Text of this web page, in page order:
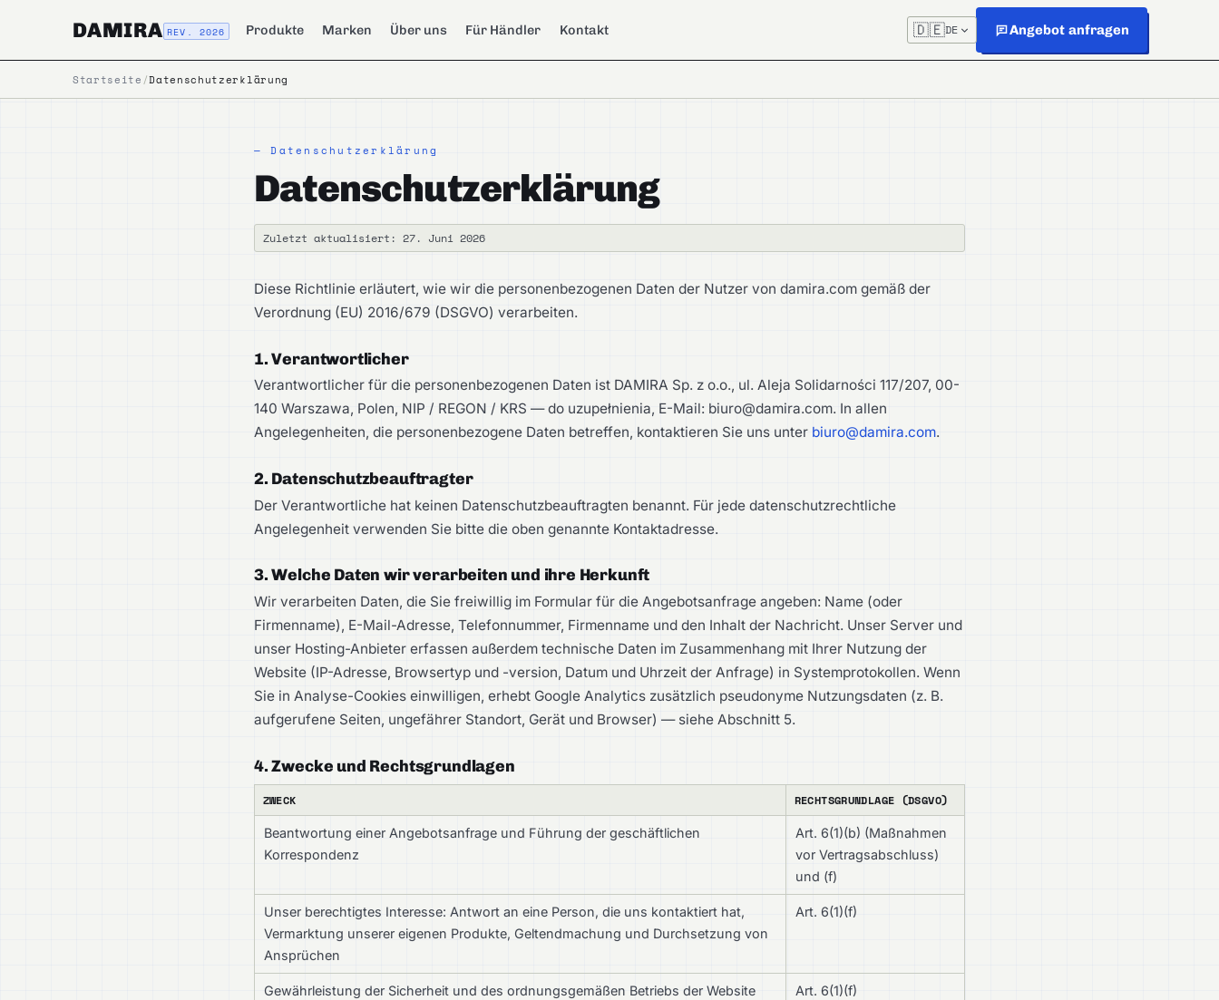
DAMIRA REV. 2026 Produkte Marken Über uns Für Händler Kontakt 🇩🇪DE Angebot anfragen
Startseite /Datenschutzerklärung
— Datenschutzerklärung
Datenschutzerklärung
Zuletzt aktualisiert: 27. Juni 2026
Diese Richtlinie erläutert, wie wir die personenbezogenen Daten der Nutzer von damira.com gemäß der
Verordnung (EU) 2016/679 (DSGVO) verarbeiten.
1. Verantwortlicher
Verantwortlicher für die personenbezogenen Daten ist DAMIRA Sp. z o.o., ul. Aleja Solidarności 117/207, 00-
140 Warszawa, Polen, NIP / REGON / KRS — do uzupełnienia, E-Mail: biuro@damira.com. In allen
Angelegenheiten, die personenbezogene Daten betreffen, kontaktieren Sie uns unter biuro@damira.com.
2. Datenschutzbeauftragter
Der Verantwortliche hat keinen Datenschutzbeauftragten benannt. Für jede datenschutzrechtliche
Angelegenheit verwenden Sie bitte die oben genannte Kontaktadresse.
3. Welche Daten wir verarbeiten und ihre Herkunft
Wir verarbeiten Daten, die Sie freiwillig im Formular für die Angebotsanfrage angeben: Name (oder
Firmenname), E-Mail-Adresse, Telefonnummer, Firmenname und den Inhalt der Nachricht. Unser Server und
unser Hosting-Anbieter erfassen außerdem technische Daten im Zusammenhang mit Ihrer Nutzung der
Website (IP-Adresse, Browsertyp und -version, Datum und Uhrzeit der Anfrage) in Systemprotokollen. Wenn
Sie in Analyse-Cookies einwilligen, erhebt Google Analytics zusätzlich pseudonyme Nutzungsdaten (z. B.
aufgerufene Seiten, ungefährer Standort, Gerät und Browser) — siehe Abschnitt 5.
4. Zwecke und Rechtsgrundlagen
ZWECK RECHTSGRUNDLAGE (DSGVO)
Beantwortung einer Angebotsanfrage und Führung der geschäftlichen
Korrespondenz
Art. 6(1)(b) (Maßnahmen
vor Vertragsabschluss)
und (f)
Unser berechtigtes Interesse: Antwort an eine Person, die uns kontaktiert hat,
Vermarktung unserer eigenen Produkte, Geltendmachung und Durchsetzung von
Ansprüchen
Art. 6(1)(f)
Gewährleistung der Sicherheit und des ordnungsgemäßen Betriebs der Website
Art. 6(1)(f)